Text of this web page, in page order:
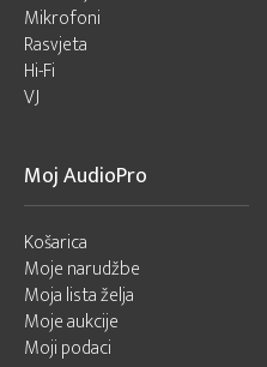
Mikrofoni
Rasvjeta
Hi-Fi
VJ
Moj AudioPro
Košarica
Moje narudžbe
Moja lista želja
Moje aukcije
Moji podaci